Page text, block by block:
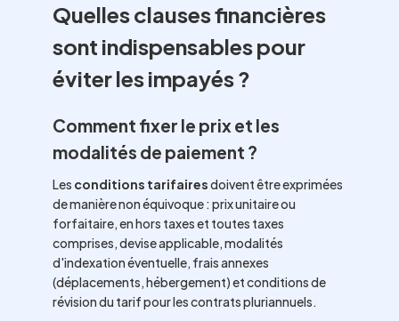
Quelles clauses financières
sont indispensables pour
éviter les impayés ?
Comment fixer le prix et les
modalités de paiement ?
Les conditions tarifairesdoivent être exprimées
de manière non équivoque : prix unitaire ou
forfaitaire, en hors taxes et toutes taxes
comprises, devise applicable, modalités
d'indexation éventuelle, frais annexes
(déplacements, hébergement) et conditions de
révision du tarif pour les contrats pluriannuels.